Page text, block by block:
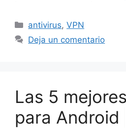
Categorías
antivirus,VPN
Deja un comentario
Las 5
para Android